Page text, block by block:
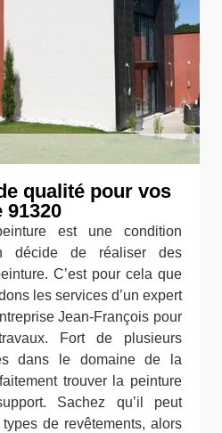
qualité pour vos
91320
est une condition
décide de réaliser des
C’est pour cela que
les services d’un expert
Jean-François pour
Fort de plusieurs
dans le domaine de la
trouver la peinture
Sachez qu’il peut
de revêtements, alors